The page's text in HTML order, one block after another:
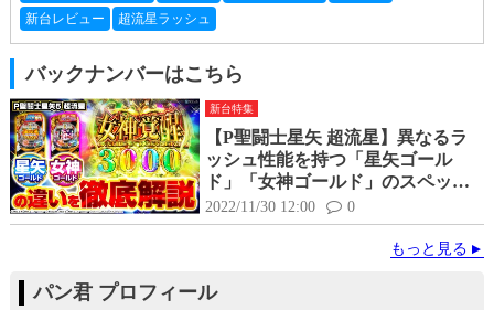
新台レビュー
超流星ラッシュ
バックナンバーはこちら
新台特集
【P聖闘士星矢 超流星】異なるラ
ッシュ性能を持つ「星矢ゴール
ド」「女神ゴールド」のスペック
を比較して徹底紹介！
2022/11/30 12:00 0
もっと見る
パン君 プロフィール